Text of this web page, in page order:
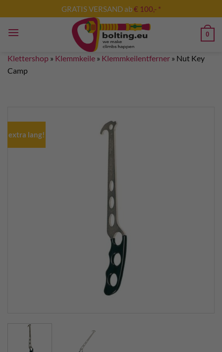
Inhalt
springen
GRATIS VERSAND ab€ 100,- *
0
Klettershop » Klemmkeile » Klemmkeilentferner » Nut Key
Camp
extra lang!